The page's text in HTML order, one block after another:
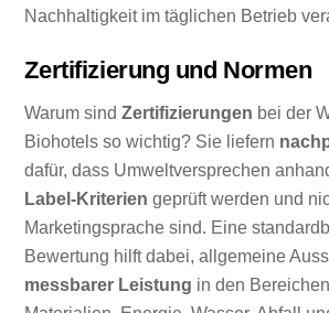
Nachhaltigkeit im täglichen Betrieb
Zertifizierung und Normen
Warum sindZertifizierungen bei der
Biohotels so wichtig? Sie liefern
dafür, dass Umweltversprechen
Label-Kriterien geprüft werden und
Marketingsprache sind. Eine
Bewertung hilft dabei, allgemeine
messbarer Leistung in den